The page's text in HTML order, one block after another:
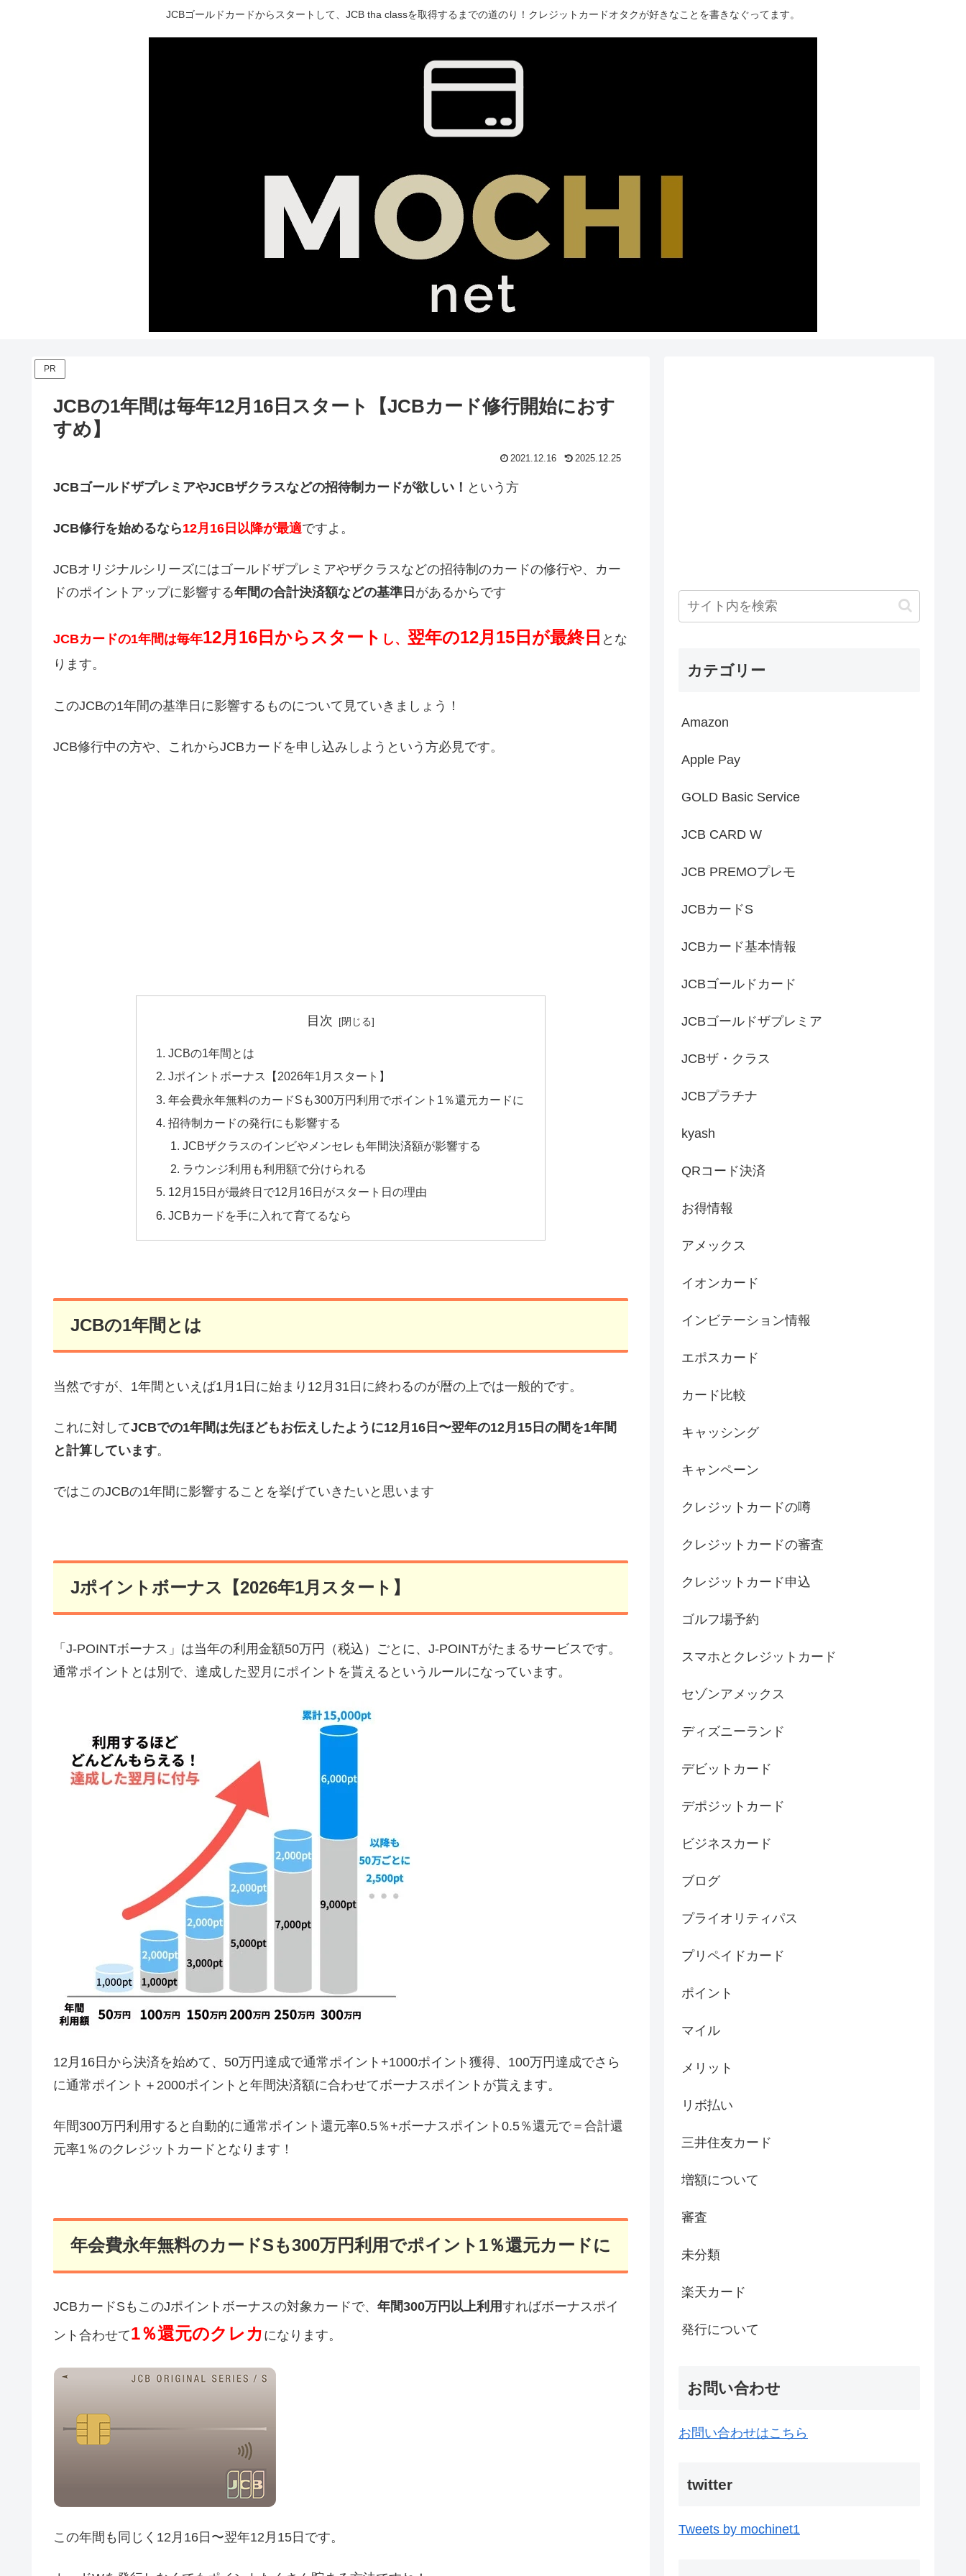
JCBゴールドカードからスタートして、JCB tha classを取得するまでの道のり！クレジットカードオタクが好きなことを書きなぐってます。
PR
JCBの1年間は毎年12月16日スタート【JCBカード修行開始におす
すめ】
2021.12.16 2025.12.25
JCBゴールドザプレミアやJCBザクラスなどの招待制カードが欲しい！ という方
JCB修行を始めるなら12月16日以降が最適ですよ。
JCBオリジナルシリーズにはゴールドザプレミアやザクラスなどの招待制のカードの修行や、カー
ドのポイントアップに影響する年間の合計決済額などの基準日 があるからです
JCBカードの1年間は毎年12月16日からスタート し、 翌年の12月15日が最終日 とな
ります。
このJCBの1年間の基準日に影響するものについて見ていきましょう！
JCB修行中の方や、これからJCBカードを申し込みしようという方必見です。
目次
JCBの1年間とは
Jポイントボーナス【2026年1月スタート】
年会費永年無料のカードSも300万円利用でポイント1％還元カードに
招待制カードの発行にも影響する
JCBザクラスのインビやメンセレも年間決済額が影響する
ラウンジ利用も利用額で分けられる
12月15日が最終日で12月16日がスタート日の理由
JCBカードを手に入れて育てるなら
JCBの1年間とは
当然ですが、1年間といえば1月1日に始まり12月31日に終わるのが暦の上では一般的です。
これに対してJCBでの1年間は先ほどもお伝えしたように12月16日〜翌年の12月15日の間を1年間
と計算しています。
ではこのJCBの1年間に影響することを挙げていきたいと思います
Jポイントボーナス【2026年1月スタート】
「J-POINTボーナス」は当年の利用金額50万円（税込）ごとに、J-POINTがたまるサービスです。
通常ポイントとは別で、達成した翌月にポイントを貰えるというルールになっています。
12月16日から決済を始めて、50万円達成で通常ポイント+1000ポイント獲得、100万円達成でさら
に通常ポイント＋2000ポイントと年間決済額に合わせてボーナスポイントが貰えます。
年間300万円利用すると自動的に通常ポイント還元率0.5％+ボーナスポイント0.5％還元で＝合計還
元率1％のクレジットカードとなります！
年会費永年無料のカードSも300万円利用でポイント1％還元カードに
JCBカードSもこのJポイントボーナスの対象カードで、 年間300万円以上利用すればボーナスポイ
ント合わせて1％還元のクレカ になります。
この年間も同じく12月16日〜翌年12月15日です。
カテゴリー
Amazon
Apple Pay
GOLD Basic Service
JCB CARD W
JCB PREMOプレモ
JCBカードS
JCBカード基本情報
JCBゴールドカード
JCBゴールドザプレミア
JCBザ・クラス
JCBプラチナ
kyash
QRコード決済
お得情報
アメックス
イオンカード
インビテーション情報
エポスカード
カード比較
キャッシング
キャンペーン
クレジットカードの噂
クレジットカードの審査
クレジットカード申込
ゴルフ場予約
スマホとクレジットカード
セゾンアメックス
ディズニーランド
デビットカード
デポジットカード
ビジネスカード
ブログ
プライオリティパス
プリペイドカード
ポイント
マイル
メリット
リボ払い
三井住友カード
増額について
審査
未分類
楽天カード
発行について
お問い合わせ
お問い合わせはこちら
twitter
Tweets by mochinet1